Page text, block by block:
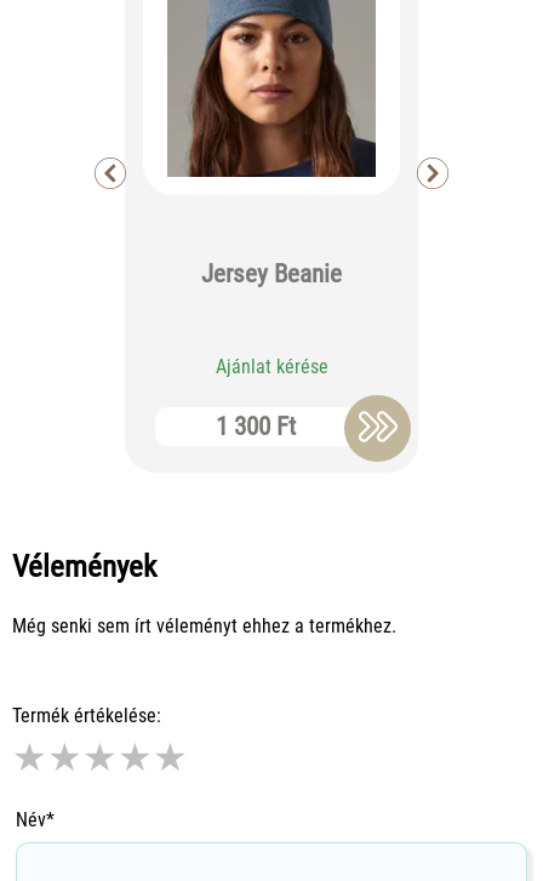
Jersey Beanie
Ajánlat kérése
1 300 Ft
Vélemények
Még senki sem írt véleményt ehhez a termékhez.
Termék értékelése:
★★★★★
Név*